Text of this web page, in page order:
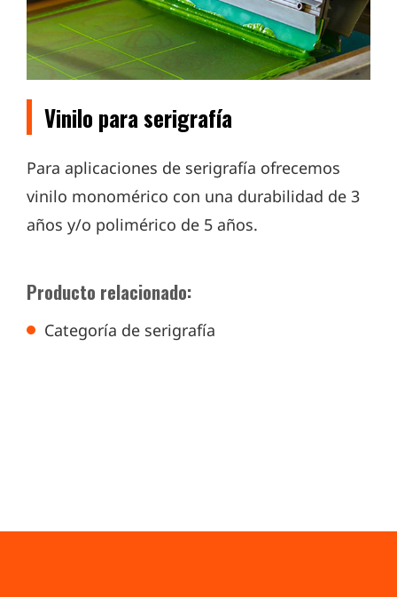
Vinilo para serigrafía
Para aplicaciones de serigrafía ofrecemos
vinilo monomérico con una durabilidad de 3
años y/o polimérico de 5 años.
Producto relacionado:
Categoría de serigrafía